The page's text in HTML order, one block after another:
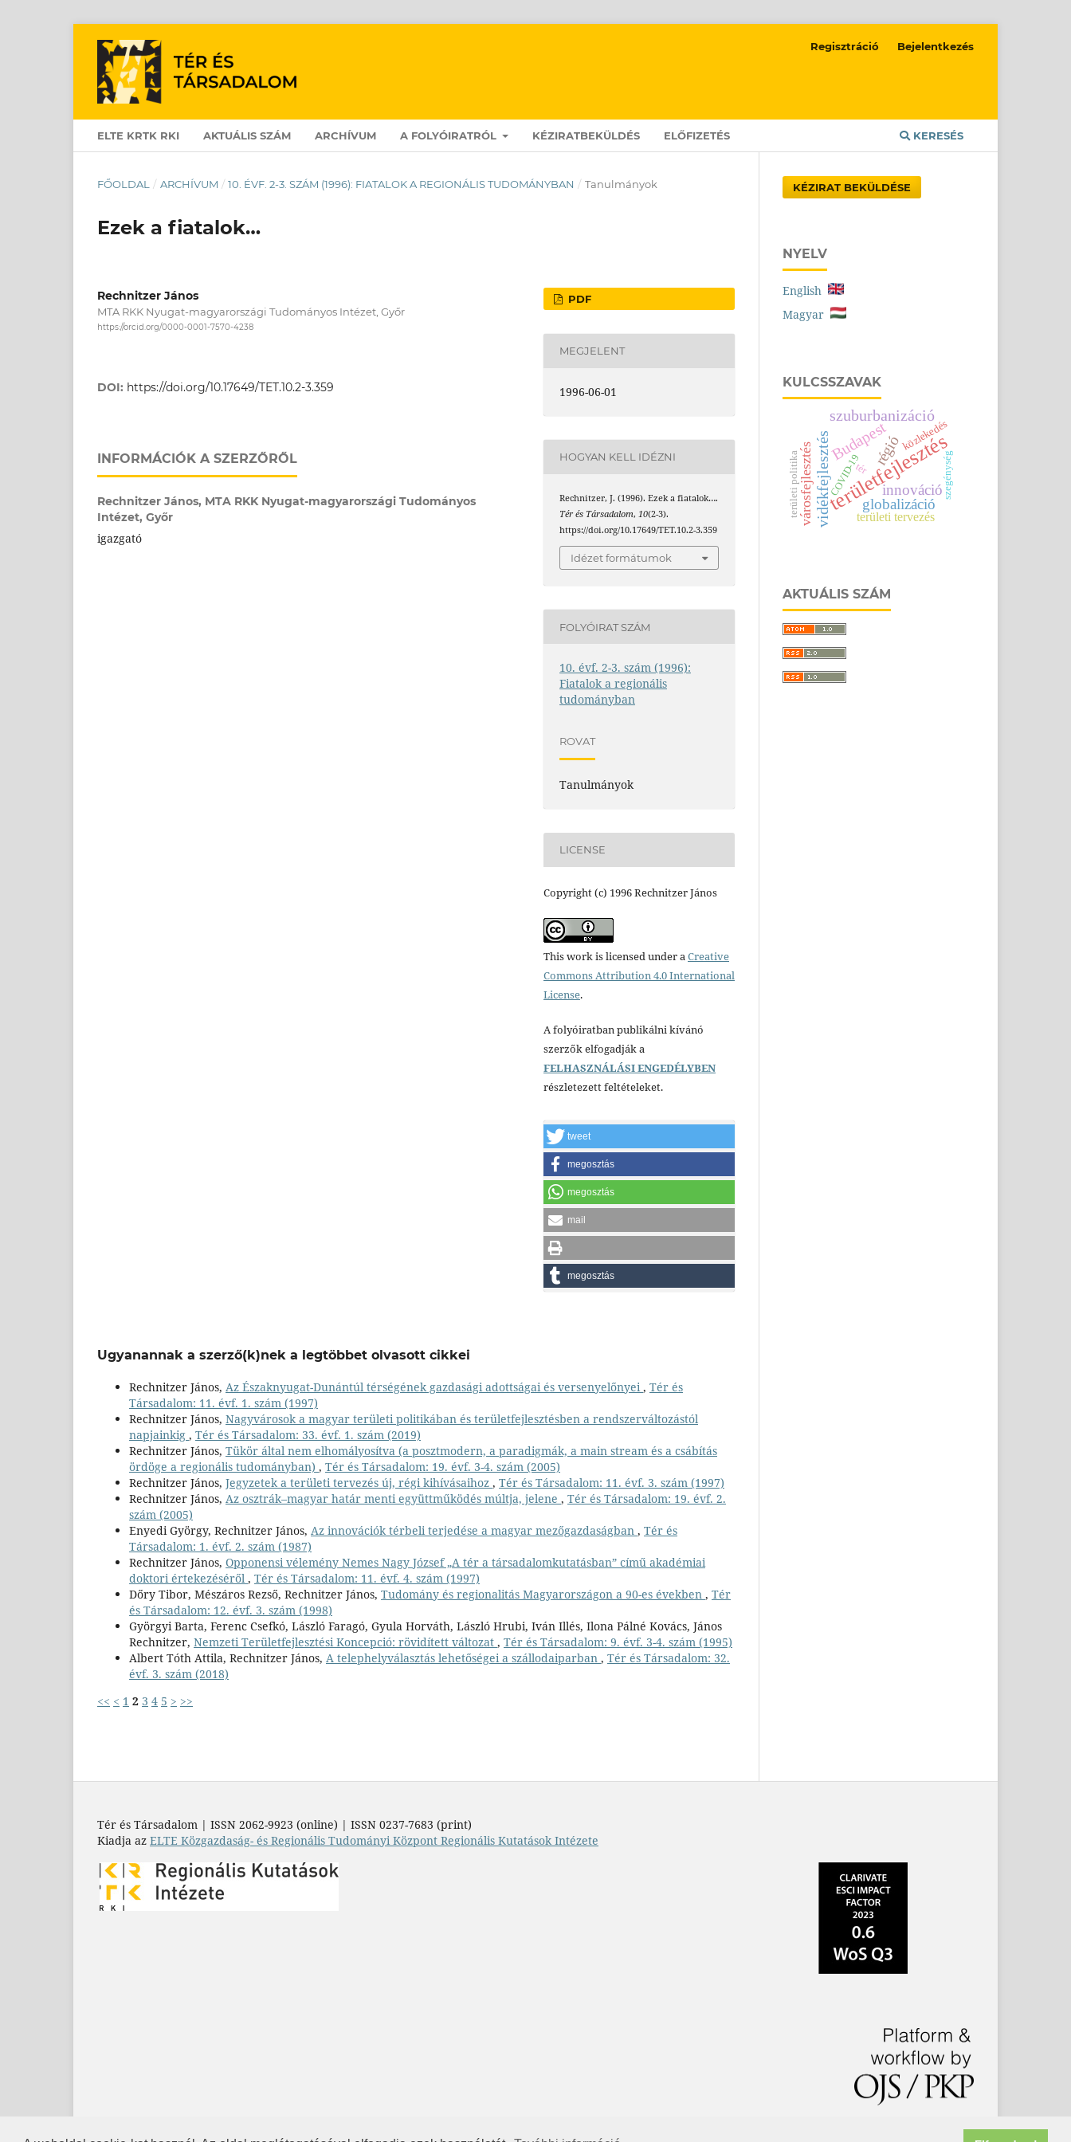
ELTE KRTK RKI AKTUÁLIS SZÁM ARCHÍVUM A FOLYÓIRATRÓL KÉZIRATBEKÜLDÉS ELŐFIZETÉS KERESÉS
Regisztráció Bejelentkezés
FŐOLDAL / ARCHÍVUM / 10. ÉVF. 2-3. SZÁM (1996): FIATALOK A REGIONÁLIS TUDOMÁNYBAN / Tanulmányok
Ezek a fiatalok…
Rechnitzer János
MTA RKK Nyugat-magyarországi Tudományos Intézet, Győr
https://orcid.org/0000-0001-7570-4238
DOI: https://doi.org/10.17649/TET.10.2-3.359
INFORMÁCIÓK A SZERZŐRŐL
Rechnitzer János, MTA RKK Nyugat-magyarországi Tudományos
Intézet, Győr
igazgató
PDF
MEGJELENT
1996-06-01
HOGYAN KELL IDÉZNI
Rechnitzer, J. (1996). Ezek a fiatalok….
Tér és Társadalom,10(2-3).
https://doi.org/10.17649/TET.10.2-3.359
Idézet formátumok
FOLYÓIRAT SZÁM
10. évf. 2-3. szám (1996):
Fiatalok a regionális
tudományban
ROVAT
Tanulmányok
LICENSE
Copyright (c) 1996 Rechnitzer János
This work is licensed under a Creative
Commons Attribution 4.0 International
License.
A folyóiratban publikálni kívánó
szerzők elfogadják a
FELHASZNÁLÁSI ENGEDÉLYBEN
részletezett feltételeket.
tweet
megosztás
megosztás
mail
megosztás
Ugyanannak a szerző(k)nek a legtöbbet olvasott cikkei
Rechnitzer János, Az Északnyugat-Dunántúl térségének gazdasági adottságai és versenyelőnyei , Tér és
Társadalom: 11. évf. 1. szám (1997)
Rechnitzer János, Nagyvárosok a magyar területi politikában és területfejlesztésben a rendszerváltozástól
napjainkig , Tér és Társadalom: 33. évf. 1. szám (2019)
Rechnitzer János, Tükör által nem elhomályosítva (a posztmodern, a paradigmák, a main stream és a csábítás
ördöge a regionális tudományban) , Tér és Társadalom: 19. évf. 3-4. szám (2005)
Rechnitzer János, Jegyzetek a területi tervezés új, régi kihívásaihoz , Tér és Társadalom: 11. évf. 3. szám (1997)
Rechnitzer János, Az osztrák–magyar határ menti együttműködés múltja, jelene , Tér és Társadalom: 19. évf. 2.
szám (2005)
Enyedi György, Rechnitzer János, Az innovációk térbeli terjedése a magyar mezőgazdaságban , Tér és
Társadalom: 1. évf. 2. szám (1987)
Rechnitzer János, Opponensi vélemény Nemes Nagy József „A tér a társadalomkutatásban” című akadémiai
doktori értekezéséről , Tér és Társadalom: 11. évf. 4. szám (1997)
Dőry Tibor, Mészáros Rezső, Rechnitzer János, Tudomány és regionalitás Magyarországon a 90-es években , Tér
és Társadalom: 12. évf. 3. szám (1998)
Györgyi Barta, Ferenc Csefkó, László Faragó, Gyula Horváth, László Hrubi, Iván Illés, Ilona Pálné Kovács, János
Rechnitzer, Nemzeti Területfejlesztési Koncepció: rövidített változat , Tér és Társadalom: 9. évf. 3-4. szám (1995)
Albert Tóth Attila, Rechnitzer János, A telephelyválasztás lehetőségei a szállodaiparban , Tér és Társadalom: 32.
évf. 3. szám (2018)
<< < 1 2 3 4 5 > >>
KÉZIRAT BEKÜLDÉSE
NYELV
English
Magyar
KULCSSZAVAK
területfejlesztés
vidékfejlesztésBudapest
szuburbanizáció
innováció
globalizáció
régió
városfejlesztés területi tervezés
közlekedés
COVID-19 szegénység
tér
területi politika
AKTUÁLIS SZÁM
Tér és Társadalom | ISSN 2062-9923 (online) | ISSN 0237-7683 (print)
Kiadja az ELTE Közgazdaság- és Regionális Tudományi Központ Regionális Kutatások Intézete